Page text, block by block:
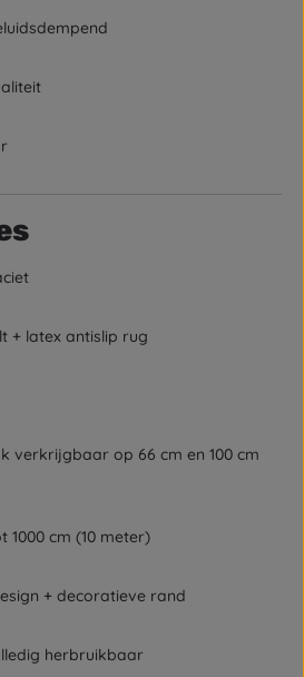
+ latex antislip rug
verkrijgbaar op 66 cm en 100 cm
1000 cm (10 meter)
+ decoratieve rand
herbruikbaar